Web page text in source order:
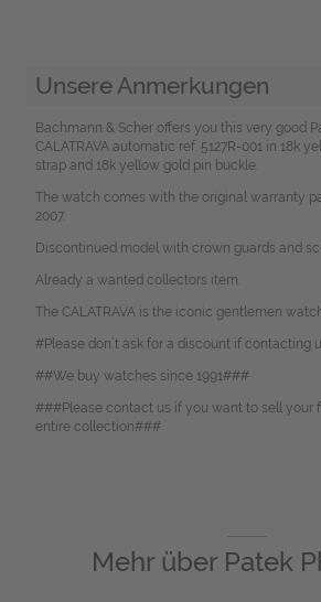
Unsere Anmerkungen
Bachmann & Scher offers you this very good
CALATRAVA automatic ref. 5127R-001 in 18k
strap and 18k yellow gold pin buckle.
The watch comes with the original warranty
2007.
Discontinued model with crown guards and
Already a wanted collectors item.
The CALATRAVA is the iconic gentlemen
#Please don`t ask for a discount if contacting
##We buy watches since 1991###
###Please contact us if you want to sell your
entire collection###
Mehr über Patek